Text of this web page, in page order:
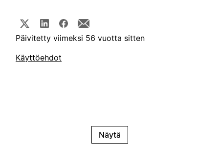
Päivitetty viimeksi 56 vuotta sitten
Käyttöehdot
Näytä